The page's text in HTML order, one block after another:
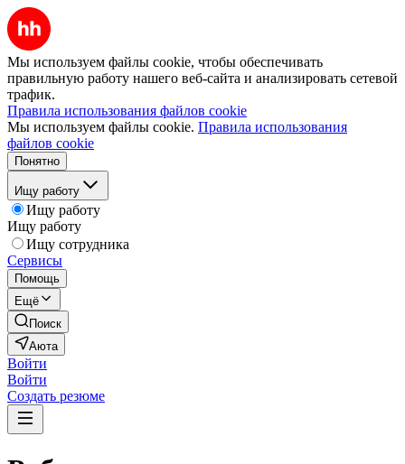
Мы используем файлы cookie, чтобы обеспечивать
правильную работу нашего веб-сайта и анализировать сетевой
трафик.
Правила использования файлов cookie
Мы используем файлы cookie. Правила использования
файлов cookie
Понятно
Ищу работу
Ищу работу
Ищу работу
Ищу сотрудника
Сервисы
Помощь
Ещё
Поиск
Аюта
Войти
Войти
Создать резюме